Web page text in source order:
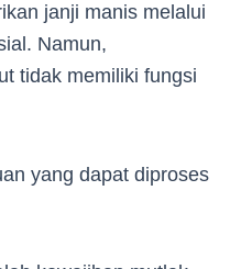
janji manis melalui
Namun,
tidak memiliki fungsi
yang dapat diproses